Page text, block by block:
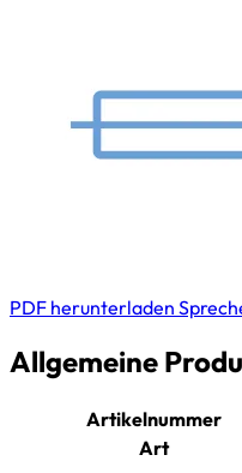
PDF herunterladen
Allgemeine
Artikelnummer
Art